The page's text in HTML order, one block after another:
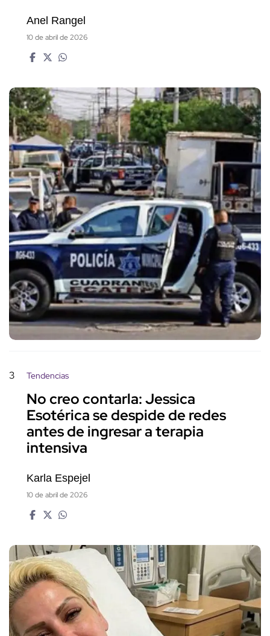
Anel Rangel
10 de abril de 2026
3 Tendencias
No creo contarla: Jessica
Esotérica se despide de redes
antes de ingresar a terapia
intensiva
Karla Espejel
10 de abril de 2026